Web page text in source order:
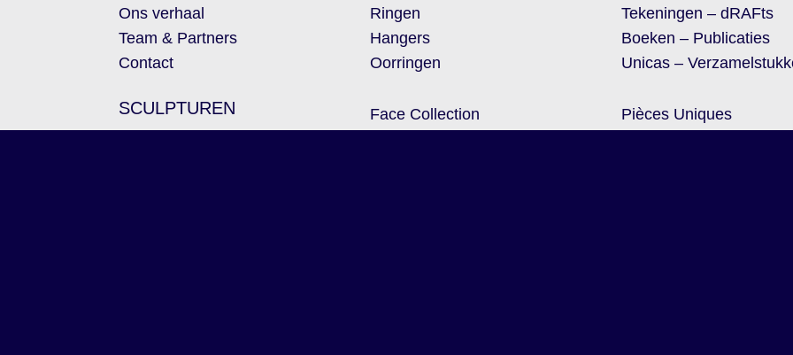
Ons verhaal
Team & Partners
Contact
SCULPTUREN
Ringen
Hangers
Oorringen
Face Collection
Tekeningen – dRAFts
Boeken – Publicaties
Unicas –
Pièces Uniques